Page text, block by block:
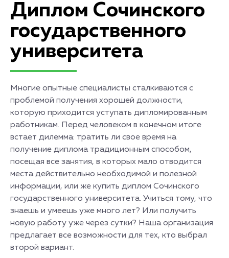
Диплом Сочинского
государственного
университета
Многие опытные специалисты сталкиваются с
проблемой получения хорошей должности,
которую приходится уступать дипломированным
работникам. Перед человеком в конечном итоге
встает дилемма: тратить ли свое время на
получение диплома традиционным способом,
посещая все занятия, в которых мало отводится
места действительно необходимой и полезной
информации, или же купить диплом Сочинского
государственного университета. Учиться тому, что
знаешь и умеешь уже много лет? Или получить
новую работу уже через сутки? Наша организация
предлагает все возможности для тех, кто выбрал
второй вариант.